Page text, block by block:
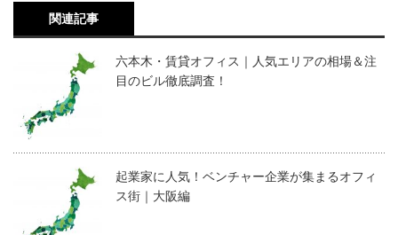
関連記事
六本木・賃貸オフィス｜人気エリアの相場＆注
目のビル徹底調査！
起業家に人気！ベンチャー企業が集まるオフィ
ス街｜大阪編